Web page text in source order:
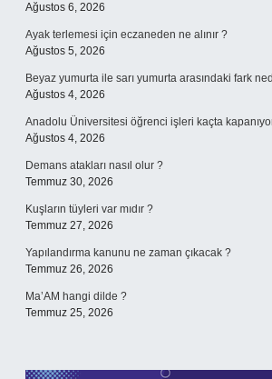
Ağustos 6, 2026
Ayak terlemesi için eczaneden ne alınır ?
Ağustos 5, 2026
Beyaz yumurta ile sarı yumurta arasındaki fark
Ağustos 4, 2026
Anadolu Üniversitesi öğrenci işleri kaçta
Ağustos 4, 2026
Demans atakları nasıl olur ?
Temmuz 30, 2026
Kuşların tüyleri var mıdır ?
Temmuz 27, 2026
Yapılandırma kanunu ne zaman çıkacak ?
Temmuz 26, 2026
Ma’AM hangi dilde ?
Temmuz 25, 2026